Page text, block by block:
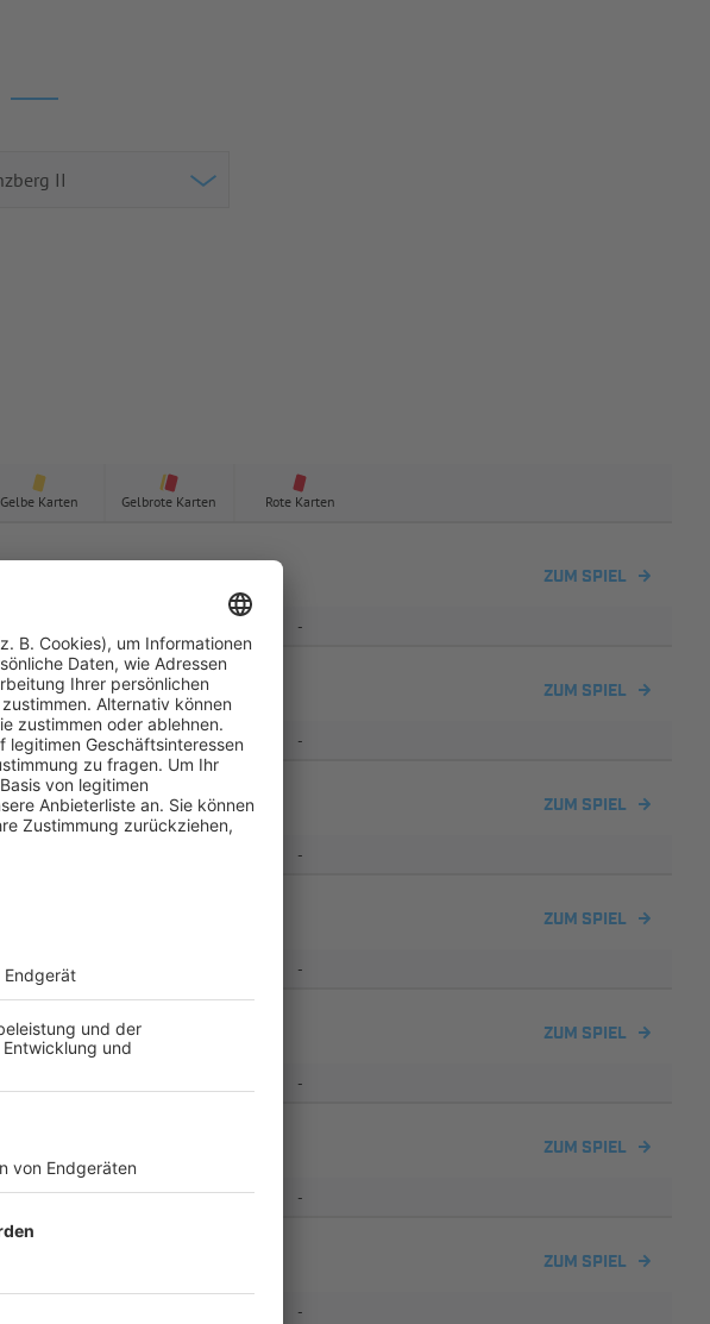
Gelbe Karten Gelbrote Karten Rote Karten
ZUM SPIEL
-
1.FC Penzberg U23 2 ZUM SPIEL
- - -
FSV Höhenrain II ZUM SPIEL
-
ZUM SPIEL
- -
ESV Penzberg II ZUM SPIEL
-
ZUM SPIEL
- - -
ZUM SPIEL
-